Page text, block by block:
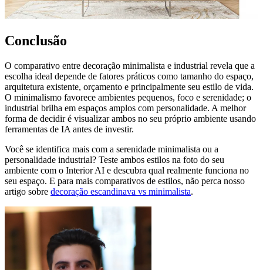
Conclusão
O comparativo entre decoração minimalista e industrial revela que a
escolha ideal depende de fatores práticos como tamanho do espaço,
arquitetura existente, orçamento e principalmente seu estilo de vida.
O minimalismo favorece ambientes pequenos, foco e serenidade; o
industrial brilha em espaços amplos com personalidade. A melhor
forma de decidir é visualizar ambos no seu próprio ambiente usando
ferramentas de IA antes de investir.
Você se identifica mais com a serenidade minimalista ou a
personalidade industrial? Teste ambos estilos na foto do seu
ambiente com o Interior AI e descubra qual realmente funciona no
seu espaço. E para mais comparativos de estilos, não perca nosso
artigo sobre decoração escandinava vs minimalista.